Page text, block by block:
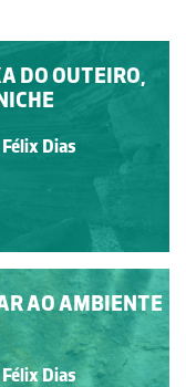
DO OUTEIRO,
Dias
AO AMBIENTE
Dias